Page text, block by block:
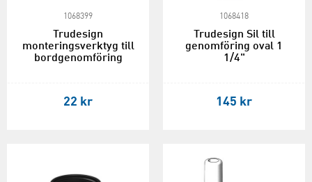
1068399
Trudesign
monteringsverktyg till
bordgenomföring
22 kr
1068418
Trudesign Sil till
genomföring oval 1
1/4"
145 kr